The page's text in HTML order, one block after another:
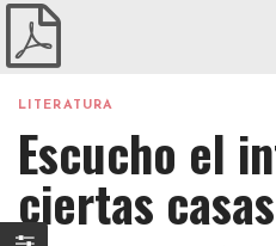
LITERATURA
Escucho el
ciertas